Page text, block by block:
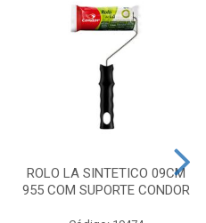
ROLO LA SINTETICO 09CM
955 COM SUPORTE CONDOR